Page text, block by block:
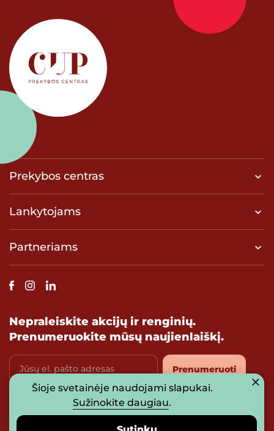
Prekybos centras
Lankytojams
Partneriams
Nepraleiskite akcijų ir renginių.
Prenumeruokite mūsų naujienlaiškį.
Jūsų el. pašto adresas
privatumo politika
Prenumeruoti
Šioje svetainėje naudojami slapukai.
Sužinokite daugiau.